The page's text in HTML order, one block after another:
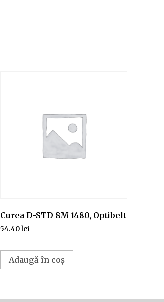
Curea D-STD 8M 1480, Optibelt
54.40lei
Adaugă în coș